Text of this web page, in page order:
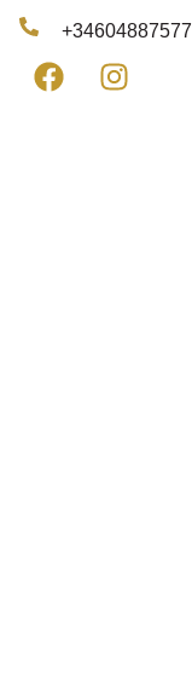
+34604887577